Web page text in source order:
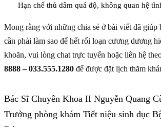
Hạn chế thủ dâm quá độ, không quan hệ
Mong rằng với những chia sẻ ở bài viết đã giúp
cần phải làm sao để hết rối loạn cương dương
khoăn, vui lòng chat trực tuyến hoặc liên hệ
8888 – 033.555.1280 để được đặt lịch thăm
Bác Sĩ Chuyên Khoa II Nguyễn Quang
Trưởng phòng khám Tiết niệu sinh dục